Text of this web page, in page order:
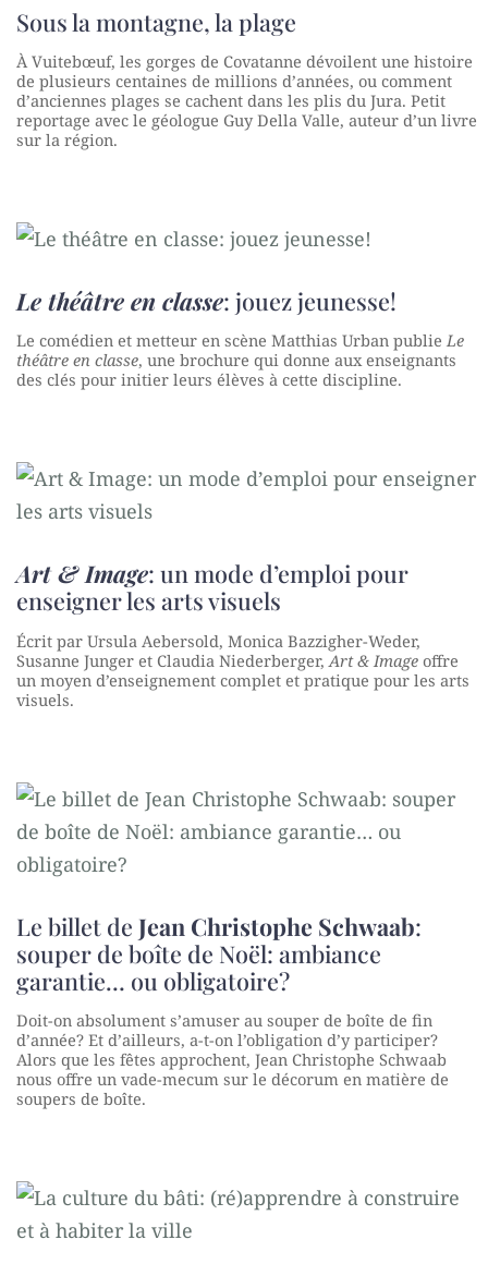
Sous la montagne, la plage
À Vuitebœuf, les gorges de Covatanne dévoilent une histoire
de plusieurs centaines de millions d’années, ou comment
d’anciennes plages se cachent dans les plis du Jura. Petit
reportage avec le géologue Guy Della Valle, auteur d’un livre
sur la région.
Le théâtre en classe: jouez jeunesse!
Le comédien et metteur en scène Matthias Urban publie Le
théâtre en classe, une brochure qui donne aux enseignants
des clés pour initier leurs élèves à cette discipline.
Art & Image: un mode d’emploi pour
enseigner les arts visuels
Écrit par Ursula Aebersold, Monica Bazzigher-Weder,
Susanne Junger et Claudia Niederberger, Art & Image offre
un moyen d’enseignement complet et pratique pour les arts
visuels.
Le billet de Jean Christophe Schwaab:
souper de boîte de Noël: ambiance
garantie… ou obligatoire?
Doit-on absolument s’amuser au souper de boîte de fin
d’année? Et d’ailleurs, a-t-on l’obligation d’y participer?
Alors que les fêtes approchent, Jean Christophe Schwaab
nous offre un vade-mecum sur le décorum en matière de
soupers de boîte.